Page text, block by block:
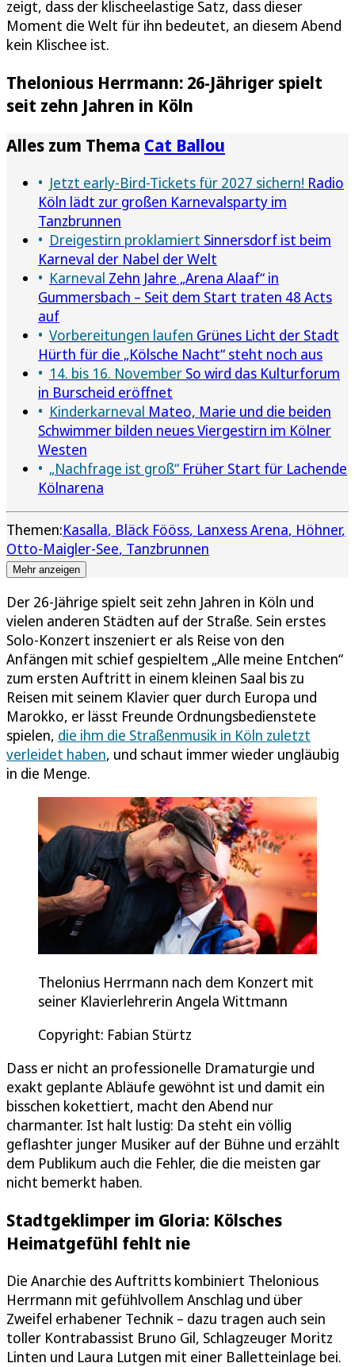
zeigt, dass der klischeelastige Satz, dass dieser
Moment die Welt für ihn bedeutet, an diesem Abend
kein Klischee ist.
Thelonious Herrmann: 26-Jähriger spielt
seit zehn Jahren in Köln
Alles zum Thema Cat Ballou
Jetzt early-Bird-Tickets für 2027 sichern! Radio
Köln lädt zur großen Karnevalsparty im
Tanzbrunnen
Dreigestirn proklamiert Sinnersdorf ist beim
Karneval der Nabel der Welt
Karneval Zehn Jahre „Arena Alaaf“ in
Gummersbach – Seit dem Start traten 48 Acts
auf
Vorbereitungen laufen Grünes Licht der Stadt
Hürth für die „Kölsche Nacht“ steht noch aus
14. bis 16. November So wird das Kulturforum
in Burscheid eröffnet
Kinderkarneval Mateo, Marie und die beiden
Schwimmer bilden neues Viergestirn im Kölner
Westen
„Nachfrage ist groß“ Früher Start für Lachende
Kölnarena
Themen:Kasalla Bläck Fööss Lanxess Arena Höhner
Otto-Maigler-See Tanzbrunnen
Mehr anzeigen
Der 26-Jährige spielt seit zehn Jahren in Köln und
vielen anderen Städten auf der Straße. Sein erstes
Solo-Konzert inszeniert er als Reise von den
Anfängen mit schief gespieltem „Alle meine Entchen“
zum ersten Auftritt in einem kleinen Saal bis zu
Reisen mit seinem Klavier quer durch Europa und
Marokko, er lässt Freunde Ordnungsbedienstete
spielen, die ihm die Straßenmusik in Köln zuletzt
verleidet haben, und schaut immer wieder ungläubig
in die Menge.
Thelonius Herrmann nach dem Konzert mit
seiner Klavierlehrerin Angela Wittmann
Copyright: Fabian Stürtz
Dass er nicht an professionelle Dramaturgie und
exakt geplante Abläufe gewöhnt ist und damit ein
bisschen kokettiert, macht den Abend nur
charmanter. Ist halt lustig: Da steht ein völlig
geflashter junger Musiker auf der Bühne und erzählt
dem Publikum auch die Fehler, die die meisten gar
nicht bemerkt haben.
Stadtgeklimper im Gloria: Kölsches
Heimatgefühl fehlt nie
Die Anarchie des Auftritts kombiniert Thelonious
Herrmann mit gefühlvollem Anschlag und über
Zweifel erhabener Technik – dazu tragen auch sein
toller Kontrabassist Bruno Gil, Schlagzeuger Moritz
Linten und Laura Lutgen mit einer Balletteinlage bei.